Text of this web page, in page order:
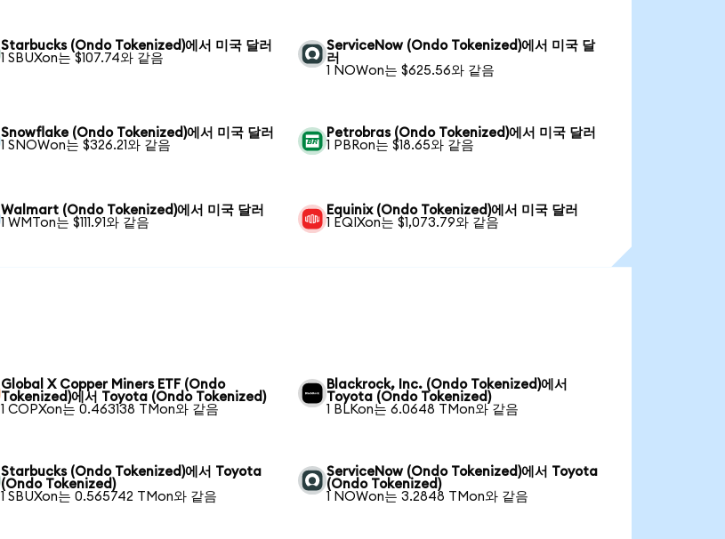
Starbucks (Ondo Tokenized)에서 미국 달러
1 SBUXon는 $107.74와 같음
ServiceNow (Ondo Tokenized)에서 미국 달
러
1 NOWon는 $625.56와 같음
Snowflake (Ondo Tokenized)에서 미국 달러
1 SNOWon는 $326.21와 같음
Petrobras (Ondo Tokenized)에서 미국 달러
1 PBRon는 $18.65와 같음
Walmart (Ondo Tokenized)에서 미국 달러
1 WMTon는 $111.91와 같음
Equinix (Ondo Tokenized)에서 미국 달러
1 EQIXon는 $1,073.79와 같음
Global X Copper Miners ETF (Ondo
Tokenized)에서 Toyota (Ondo Tokenized)
1 COPXon는 0.463138 TMon와 같음
Blackrock, Inc. (Ondo Tokenized)에서
Toyota (Ondo Tokenized)
1 BLKon는 6.0648 TMon와 같음
Starbucks (Ondo Tokenized)에서 Toyota
(Ondo Tokenized)
1 SBUXon는 0.565742 TMon와 같음
ServiceNow (Ondo Tokenized)에서 Toyota
(Ondo Tokenized)
1 NOWon는 3.2848 TMon와 같음